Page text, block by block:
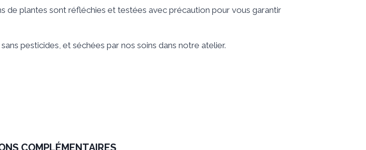
de plantes sont réfléchies et testées avec précaution pour vous garantir
pesticides, et séchées par nos soins dans notre atelier.
COMPLÉMENTAIRES